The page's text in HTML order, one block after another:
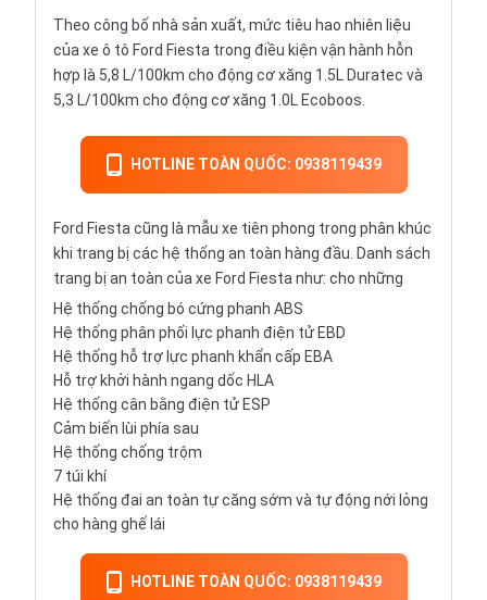
Theo công bố nhà sản xuất, mức tiêu hao nhiên liệu
của xe ô tô Ford Fiesta trong điều kiện vận hành hỗn
hợp là 5,8 L/100km cho động cơ xăng 1.5L Duratec và
5,3 L/100km cho động cơ xăng 1.0L Ecoboos.
HOTLINE TOÀN QUỐC: 0938119439
Ford Fiesta cũng là mẫu xe tiên phong trong phân khúc
khi trang bị các hệ thống an toàn hàng đầu. Danh sách
trang bị an toàn của xe Ford Fiesta như: cho những
Hệ thống chống bó cứng phanh ABS
Hệ thống phân phối lực phanh điện tử EBD
Hệ thống hỗ trợ lực phanh khẩn cấp EBA
Hỗ trợ khởi hành ngang dốc HLA
Hệ thống cân bằng điện tử ESP
Cảm biến lùi phía sau
Hệ thống chống trộm
7 túi khí
Hệ thống đai an toàn tự căng sớm và tự động nới lỏng
cho hàng ghế lái
HOTLINE TOÀN QUỐC: 0938119439